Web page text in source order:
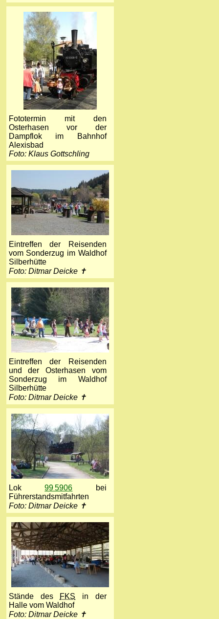
Fototermin mit den
Osterhasen vor der
Dampflok im Bahnhof
Alexisbad
Foto: Klaus Gottschling
Eintreffen der Reisenden
vom Sonderzug im Waldhof
Silberhütte
Foto: Ditmar Deicke ✝
Eintreffen der Reisenden
und der Osterhasen vom
Sonderzug im Waldhof
Silberhütte
Foto: Ditmar Deicke ✝
Lok99 5906 bei
Führerstandsmitfahrten
Foto: Ditmar Deicke ✝
Stände des FKS in der
Halle vom Waldhof
Foto: Ditmar Deicke ✝